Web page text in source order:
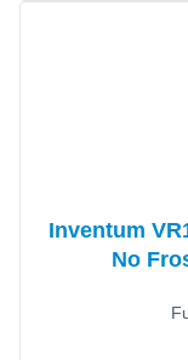
Inventum
No